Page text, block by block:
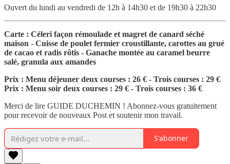
Ouvert du lundi au vendredi de 12h à 14h30 et de 19h30 à 22h30
Carte : Céleri façon rémoulade et magret de canard séché
maison - Cuisse de poulet fermier croustillante, carottes au grué
de cacao et radis rôtis - Ganache montée au caramel beurre
salé, granula aux amandes
Prix : Menu déjeuner deux courses : 26 € - Trois courses : 29 €
Prix : Menu soir deux courses : 29 € - Trois courses : 36 €
Merci de lire GUIDE DUCHEMIN ! Abonnez-vous gratuitement
pour recevoir de nouveaux Post et soutenir mon travail.
S'abonner